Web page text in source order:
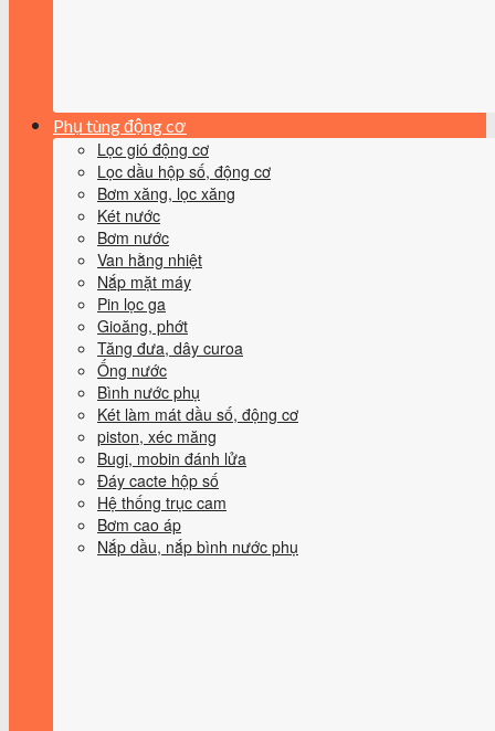
Phụ tùng động cơ
Lọc gió động cơ
Lọc dầu hộp số, động cơ
Bơm xăng, lọc xăng
Két nước
Bơm nước
Van hằng nhiệt
Nắp mặt máy
Pin lọc ga
Gioăng, phớt
Tăng đưa, dây curoa
Ống nước
Bình nước phụ
Két làm mát dầu số, động cơ
piston, xéc măng
Bugi, mobin đánh lửa
Đáy cacte hộp số
Hệ thống trục cam
Bơm cao áp
Nắp dầu, nắp bình nước phụ